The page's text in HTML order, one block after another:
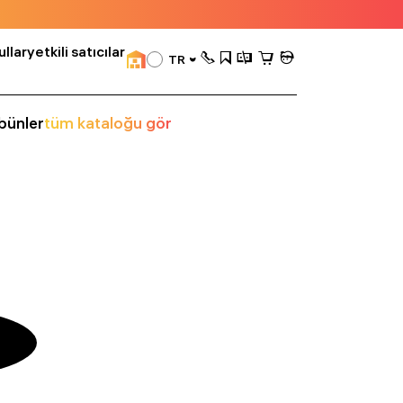
yetkili satıcılar
TR
tüm kataloğu gör